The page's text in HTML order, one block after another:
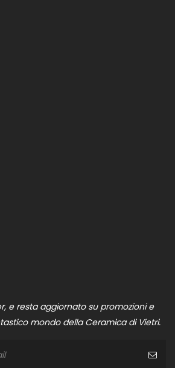
e resta aggiornato su promozioni e
mondo della Ceramica di Vietri.